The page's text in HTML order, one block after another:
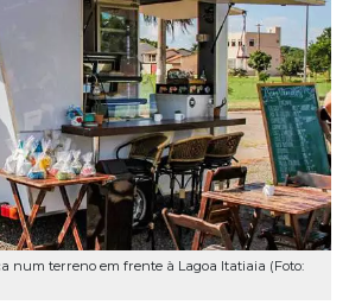
num terreno em frente à Lagoa Itatiaia (Foto: